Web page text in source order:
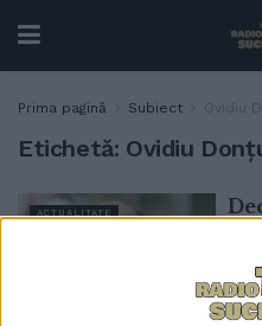
Prima pagină Subiect Ovidiu
Etichetă: Ovidiu
ACTUALITATE
de